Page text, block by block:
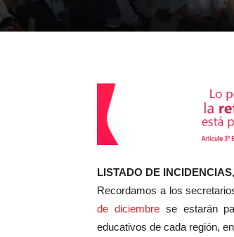
LISTADO DE
Recordamos a los
de diciembrese estarán
educativos de cada región,